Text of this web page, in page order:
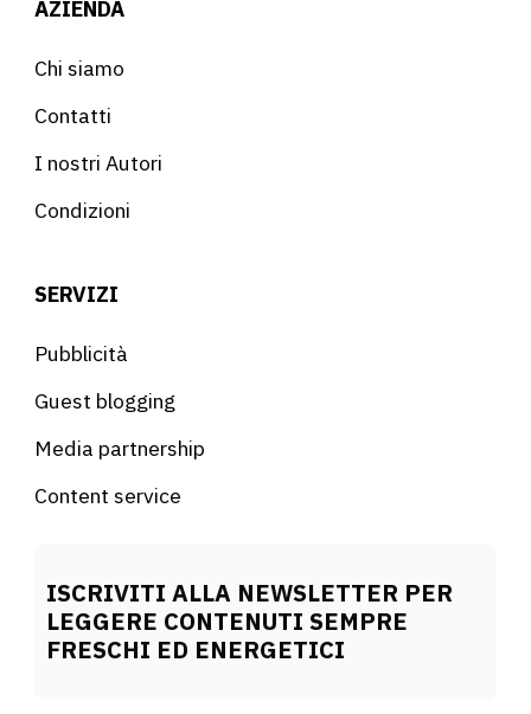
AZIENDA
Chi siamo
Contatti
I nostri Autori
Condizioni
SERVIZI
Pubblicità
Guest blogging
Media partnership
Content service
ISCRIVITI ALLA NEWSLETTER PER
LEGGERE CONTENUTI SEMPRE
FRESCHI ED ENERGETICI